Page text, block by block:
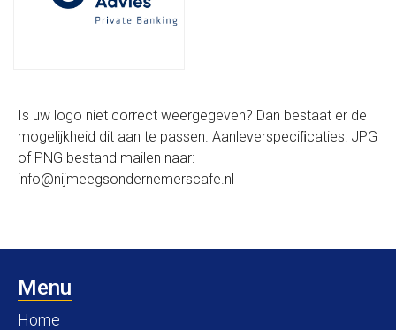
Is uw logo niet correct weergegeven? Dan bestaat er de
mogelijkheid dit aan te passen. Aanleverspeciﬁcaties: JPG
of PNG bestand mailen naar:
info@nijmeegsondernemerscafe.nl
Menu
Home